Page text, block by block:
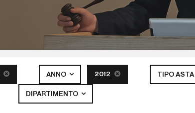
ANNO 2012 TIPO ASTA
DIPARTIMENTO